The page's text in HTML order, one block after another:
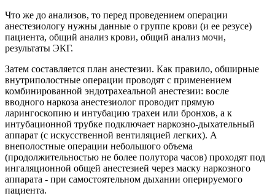
Что же до анализов, то перед проведением операции
анестезиологу нужны данные о группе крови (и ее резусе)
пациента, общий анализ крови, общий анализ мочи,
результаты ЭКГ.
Затем составляется план анестезии. Как правило, обширные
внутриполостные операции проводят с применением
комбинированной эндотрахеальной анестезии: восле
вводного наркоза анестезиолог проводит прямую
ларингоскопию и интубацию трахеи или бронхов, а к
интубационной трубке подключает наркозно-дыхательный
аппарат (с искусственной вентиляцией легких). А
внеполостные операции небольшого объема
(продолжительностью не более полутора часов) проходят под
ингаляционной общей анестезией через маску наркозного
аппарата - при самостоятельном дыхании оперируемого
пациента.